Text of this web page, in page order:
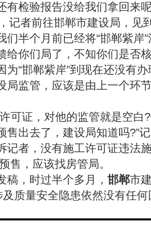
有检验报告没给我们拿回来
者前往邯郸市建设局，见
们半个月前已经将“邯郸紫岸
给你们局了，不知你们是否
为“邯郸紫岸”到现在还没有
局监管，应该是由上一个环
证，对他的监管就是空白?
售出去了，建设局知道吗?”
者，没有施工许可证违法
售，应该找房管局。
，时过半个多月， 邯郸市
及质量安全隐患依然没有任